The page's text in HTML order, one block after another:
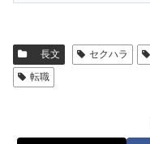
長文 セクハラ
転職